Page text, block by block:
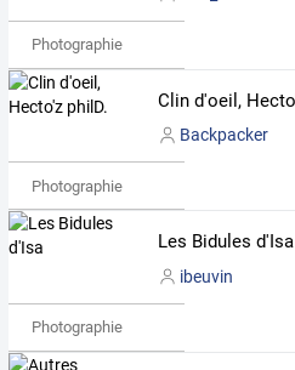
Photographie
Backpacker
Photographie
Les Bidules d'Isa
ibeuvin
Photographie